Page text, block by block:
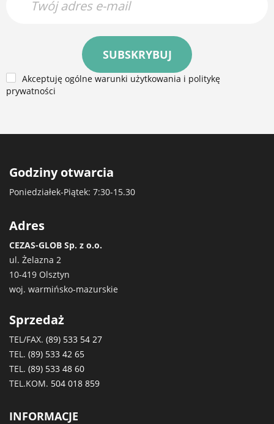
SUBSKRYBUJ
Akceptuję ogólne warunki użytkowania i politykę
prywatności
Godziny otwarcia
Poniedziałek-Piątek: 7:30-15.30
Adres
CEZAS-GLOB Sp. z o.o.
ul. Żelazna 2
10-419 Olsztyn
woj. warmińsko-mazurskie
Sprzedaż
TEL/FAX. (89) 533 54 27
TEL. (89) 533 42 65
TEL. (89) 533 48 60
TEL.KOM. 504 018 859
INFORMACJE